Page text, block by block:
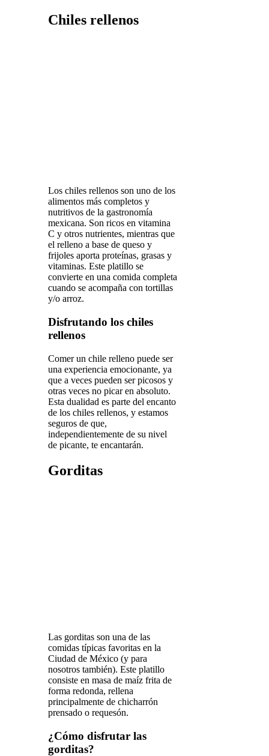
Chiles rellenos
Los chiles rellenos son uno de los
alimentos más completos y
nutritivos de la gastronomía
mexicana. Son ricos en vitamina
C y otros nutrientes, mientras que
el relleno a base de queso y
frijoles aporta proteínas, grasas y
vitaminas. Este platillo se
convierte en una comida completa
cuando se acompaña con tortillas
y/o arroz.
Disfrutando los chiles
rellenos
Comer un chile relleno puede ser
una experiencia emocionante, ya
que a veces pueden ser picosos y
otras veces no picar en absoluto.
Esta dualidad es parte del encanto
de los chiles rellenos, y estamos
seguros de que,
independientemente de su nivel
de picante, te encantarán.
Gorditas
Las gorditas son una de las
comidas típicas favoritas en la
Ciudad de México (y para
nosotros también). Este platillo
consiste en masa de maíz frita de
forma redonda, rellena
principalmente de chicharrón
prensado o requesón.
¿Cómo disfrutar las
gorditas?